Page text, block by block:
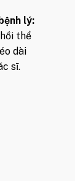
lý:
thể
dài
sĩ.